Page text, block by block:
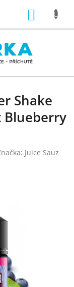
Shake
Blueberry
Juice Sauz